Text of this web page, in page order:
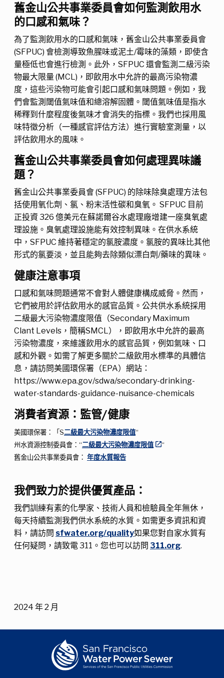
舊金山公共事業委員會如何監測飲用水
的口感和氣味？
為了監測飲用水的口感和氣味，舊金山公共事業委員會
(SFPUC) 會檢測導致魚腥味或泥土/霉味的藻類，即使含
量極低也會進行檢測。此外，SFPUC 還會監測二級污染
物最大限量 (MCL)，即飲用水中允許的最高污染物濃
度，這些污染物可能會引起口感和氣味問題。例如，我
們會監測閾值氣味值和總溶解固體。閾值氣味值是指水
稀釋到什麼程度後氣味才會消失的指標。我們也採用風
味特徵分析（一種感官評估方法）進行實驗室測量，以
評估飲用水的風味。
舊金山公共事業委員會如何處理異味議
題？
舊金山公共事業委員會 (SFPUC) 的除味除臭處理方法包
括使用氧化劑、氯、粉末活性碳和臭氧。 SFPUC 目前
正投資 326 億美元在蘇諾爾谷水處理廠增建一座臭氧處
理設施。臭氧處理設施能有效控制異味。在供水系統
中，SFPUC 維持著穩定的氯胺濃度。氯胺的異味比其他
形式的氯要淡，並且能夠去除類似漂白劑/藥味的異味。
健康注意事項
口感和氣味問題通常不會對人體健康構成威脅。然而，
它們被用於評估飲用水的感官品質。公共供水系統採用
二級最大污染物濃度限值（Secondary Maximum
Clant Levels，簡稱SMCL），即飲用水中允許的最高
污染物濃度，來維護飲用水的感官品質，例如氣味、口
感和外觀。如需了解更多關於二級飲用水標準的具體信
息，請訪問美國環保署（EPA）網站：
https://www.epa.gov/sdwa/secondary-drinking-
water-standards-guidance-nuisance-chemicals
消費者資源：監管/健康
美國環保署：「S二級最大污染物濃度限值“
州水資源控制委員會：“二級最大污染物濃度限值
“
舊金山公共事業委員會： 年度水質報告
我們致力於提供優質產品：
我們訓練有素的化學家、技術人員和檢驗員全年無休，
每天持續監測我們供水系統的水質。如需更多資訊和資
料，請訪問 sfwater.org/quality如果您對自家水質有
任何疑問，請致電 311。您也可以訪問 311.org.
2024 年 2 月